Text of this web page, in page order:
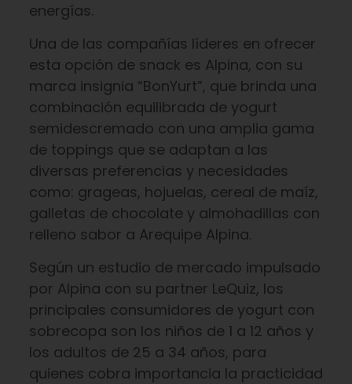
energías.
Una de las compañías líderes en ofrecer
esta opción de snack es Alpina, con su
marca insignia “BonYurt”, que brinda una
combinación equilibrada de yogurt
semidescremado con una amplia gama
de toppings que se adaptan a las
diversas preferencias y necesidades
como: grageas, hojuelas, cereal de maíz,
galletas de chocolate y almohadillas con
relleno sabor a Arequipe Alpina.
Según un estudio de mercado impulsado
por Alpina con su partner LeQuiz, los
principales consumidores de yogurt con
sobrecopa son los niños de 1 a 12 años y
los adultos de 25 a 34 años, para
quienes cobra importancia la practicidad